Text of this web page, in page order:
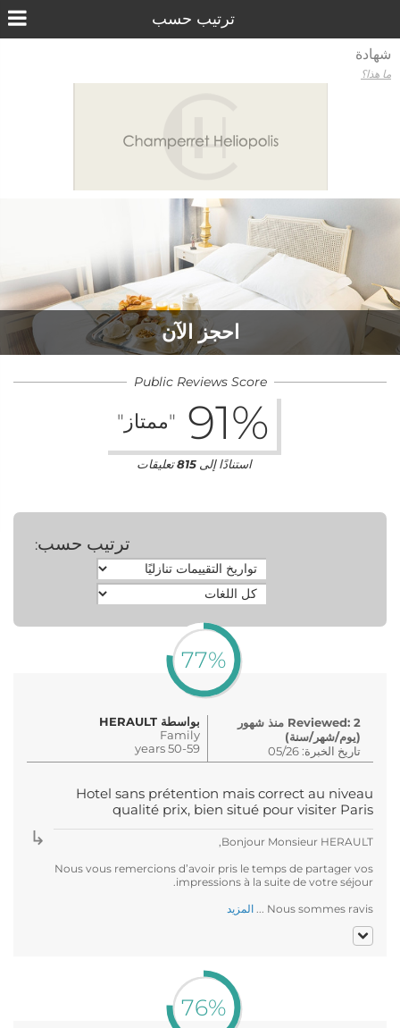
احجز الآن
Public Reviews Score
91% "ممتاز"
استنادًا إلى 815تعليقات
ترتيب حسب:
77%
بواسطة HERAULT
Family
50-59 years
Reviewed: 2 منذ شهور
(يوم/شهر/سنة)
تاريخ الخبرة: 05/26
Hotel sans prétention mais correct au niveau
qualité prix, bien situé pour visiter Paris
Bonjour Monsieur HERAULT,
Nous vous remercions d’avoir pris le temps de partager vos
impressions à la suite de votre séjour.
Nous sommes ravis ...
المزيد
76%
شهادة
ما هذا؟